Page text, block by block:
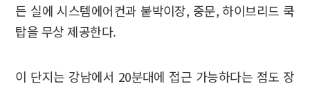
든 실에 시스템에어컨과 붙박이장, 중문, 하이브리드 쿡
탑을 무상 제공한다.
이 단지는 강남에서 20분대에 접근 가능하다는 점도 장